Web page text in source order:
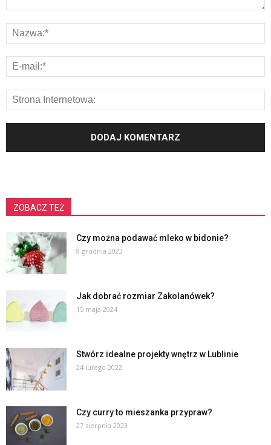
ZOBACZ TEŻ
Czy można podawać mleko w bidonie?
8 grudnia 2023
Jak dobrać rozmiar Zakolanówek?
15 maja 2024
Stwórz idealne projekty wnętrz w Lublinie
24 lutego 2022
Czy curry to mieszanka przypraw?
27 sierpnia 2023